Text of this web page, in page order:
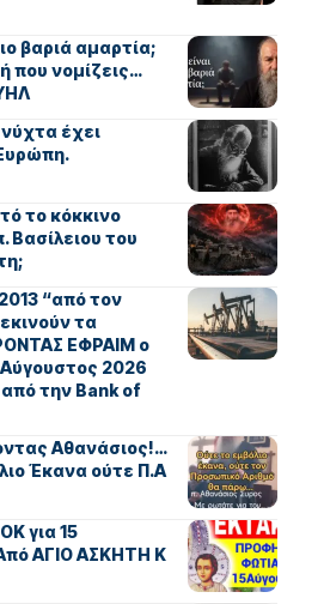
βαριά αμαρτία;
που νομίζεις…
έχει
το κόκκινο
Βασίλειου του
“από τον
τα
ΕΦΡΑΙΜ ο
2026
την Bank of
Αθανάσιος!…
Έκανα ούτε Π.Α
για 15
ΑΓΙΟ ΑΣΚΗΤΗ Κ